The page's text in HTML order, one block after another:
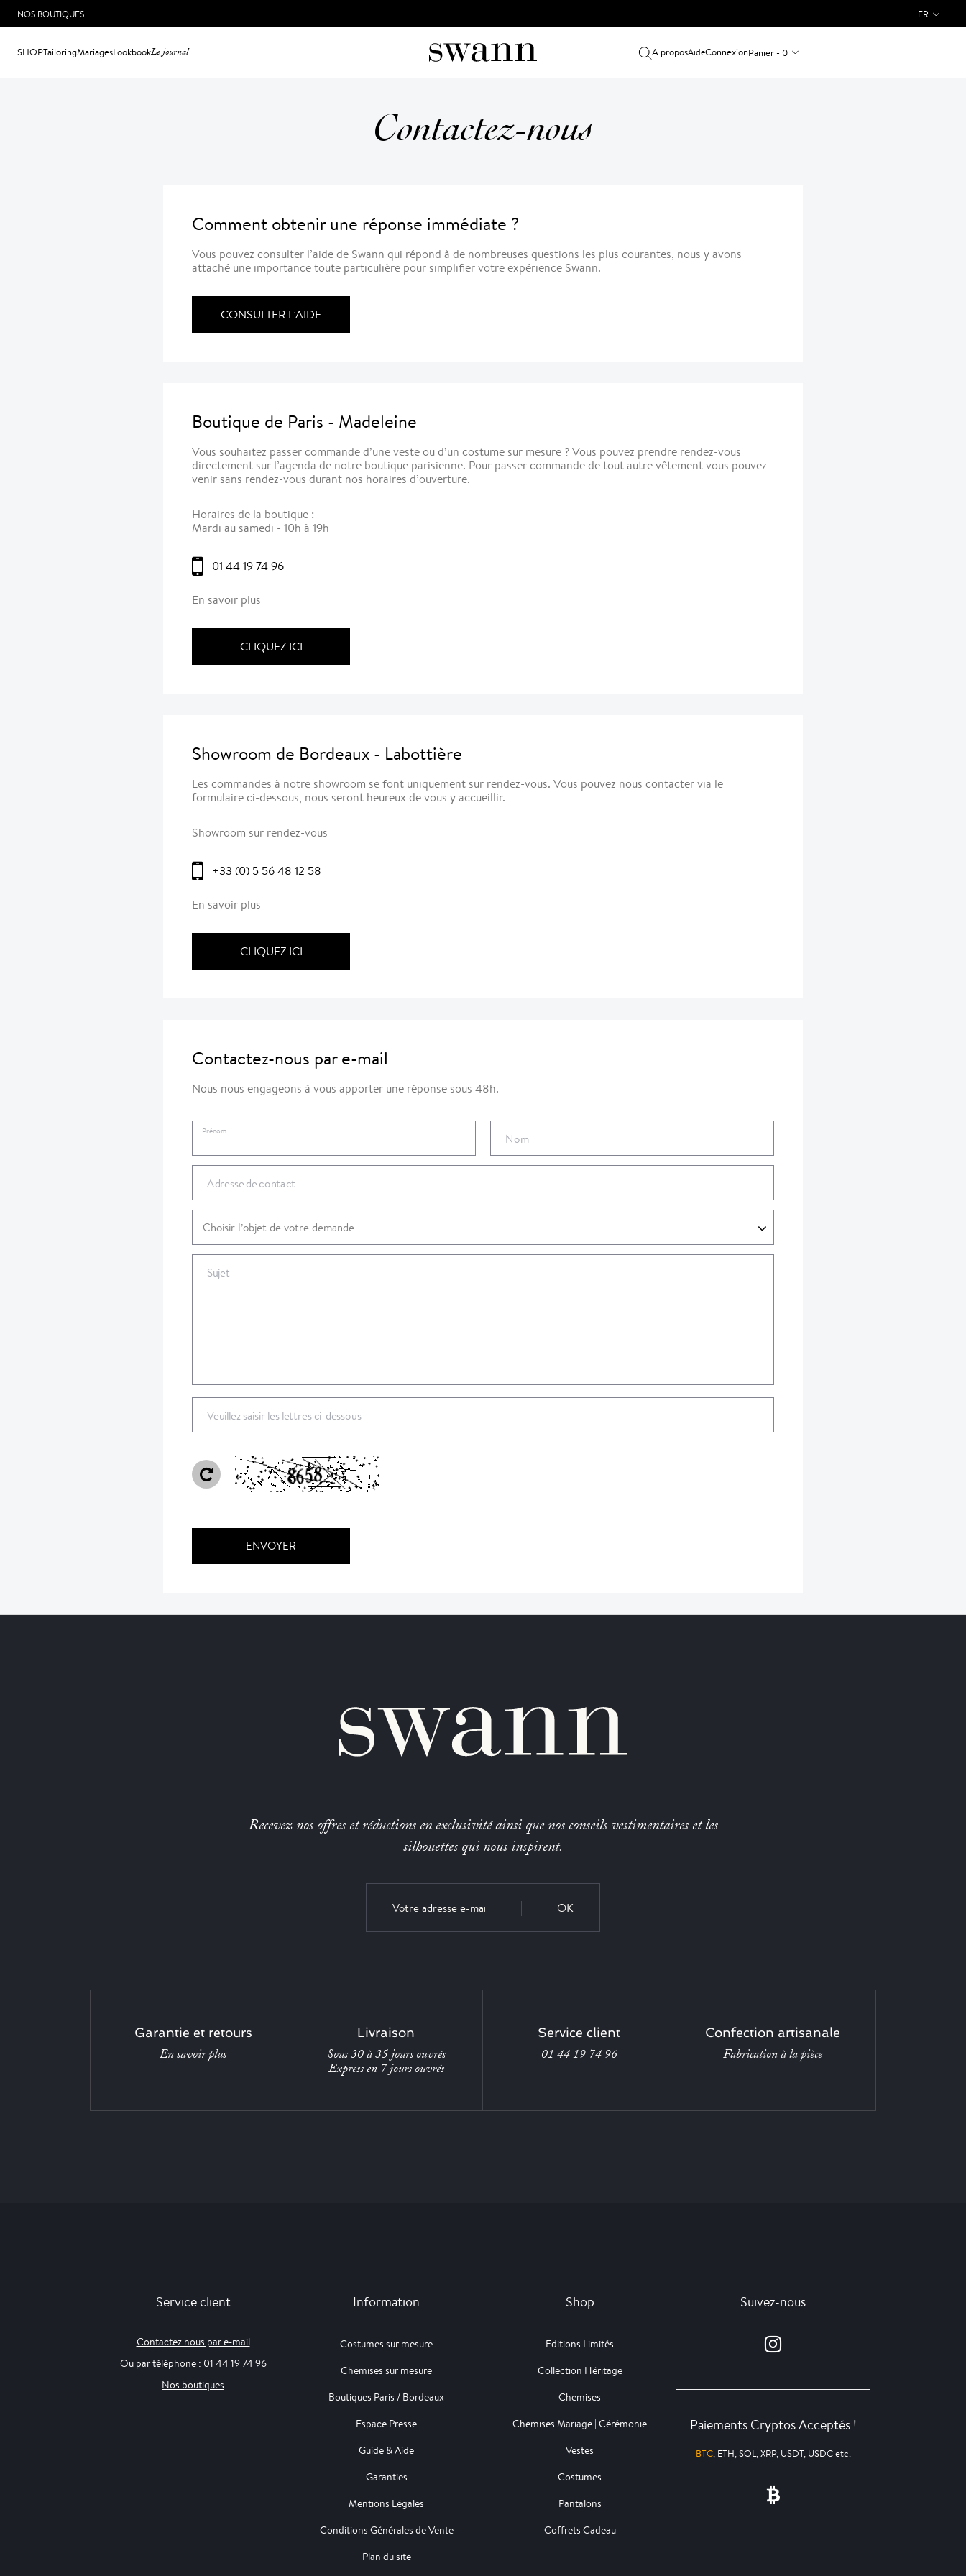
NOS BOUTIQUES FR
SHOPTailoringMariagesLookbookLe journal A proposAideConnexionPanier - 0
Contactez-nous
Comment obtenir une réponse immédiate ?
Vous pouvez consulter l’aide de Swann qui répond à de nombreuses questions les plus courantes, nous y avons
attaché une importance toute particulière pour simplifier votre expérience Swann.
CONSULTER L’AIDE
Boutique de Paris - Madeleine
Vous souhaitez passer commande d’une veste ou d’un costume sur mesure ? Vous pouvez prendre rendez-vous
directement sur l’agenda de notre boutique parisienne. Pour passer commande de tout autre vêtement vous pouvez
venir sans rendez-vous durant nos horaires d’ouverture.
Horaires de la boutique :
Mardi au samedi - 10h à 19h
01 44 19 74 96
En savoir plus
CLIQUEZ ICI
Showroom de Bordeaux - Labottière
Les commandes à notre showroom se font uniquement sur rendez-vous. Vous pouvez nous contacter via le
formulaire ci-dessous, nous seront heureux de vous y accueillir.
Showroom sur rendez-vous
+33 (0) 5 56 48 12 58
En savoir plus
CLIQUEZ ICI
Contactez-nous par e-mail
Nous nous engageons à vous apporter une réponse sous 48h.
Prénom
Nom
Adresse de contact
Sujet
Veuillez saisir les lettres ci-dessous
ENVOYER
Recevez nos offres et réductions en exclusivité ainsi que nos conseils vestimentaires et les
silhouettes qui nous inspirent.
OK
Garantie et retours
En savoir plus
Livraison
Sous 30 à 35 jours ouvrés
Express en 7 jours ouvrés
Service client
01 44 19 74 96
Confection artisanale
Fabrication à la pièce
Service client
Contactez nous par e-mail
Ou par téléphone : 01 44 19 74 96
Nos boutiques
Information
Costumes sur mesure
Chemises sur mesure
Boutiques Paris / Bordeaux
Espace Presse
Guide & Aide
Garanties
Mentions Légales
Conditions Générales de Vente
Plan du site
Shop
Editions Limités
Collection Héritage
Chemises
Chemises Mariage | Cérémonie
Vestes
Costumes
Pantalons
Coffrets Cadeau
Suivez-nous
Paiements Cryptos Acceptés !
BTC, ETH, SOL, XRP, USDT, USDC etc.